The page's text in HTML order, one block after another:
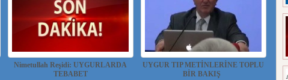
Nimetullah Reşidi: UYGURLARDA
TEBABET
UYGUR TIP METİNLERİNE TOPLU
BİR BAKIŞ